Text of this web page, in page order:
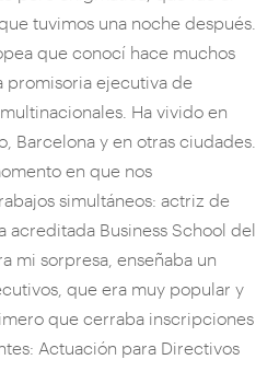
tuvimos una noche después.
que conocí hace muchos
promisoria ejecutiva de
Ha vivido en
Barcelona y en otras ciudades.
en que nos
simultáneos: actriz de
acreditada Business School del
mi sorpresa, enseñaba un
que era muy popular y
que cerraba inscripciones
Actuación para Directivos